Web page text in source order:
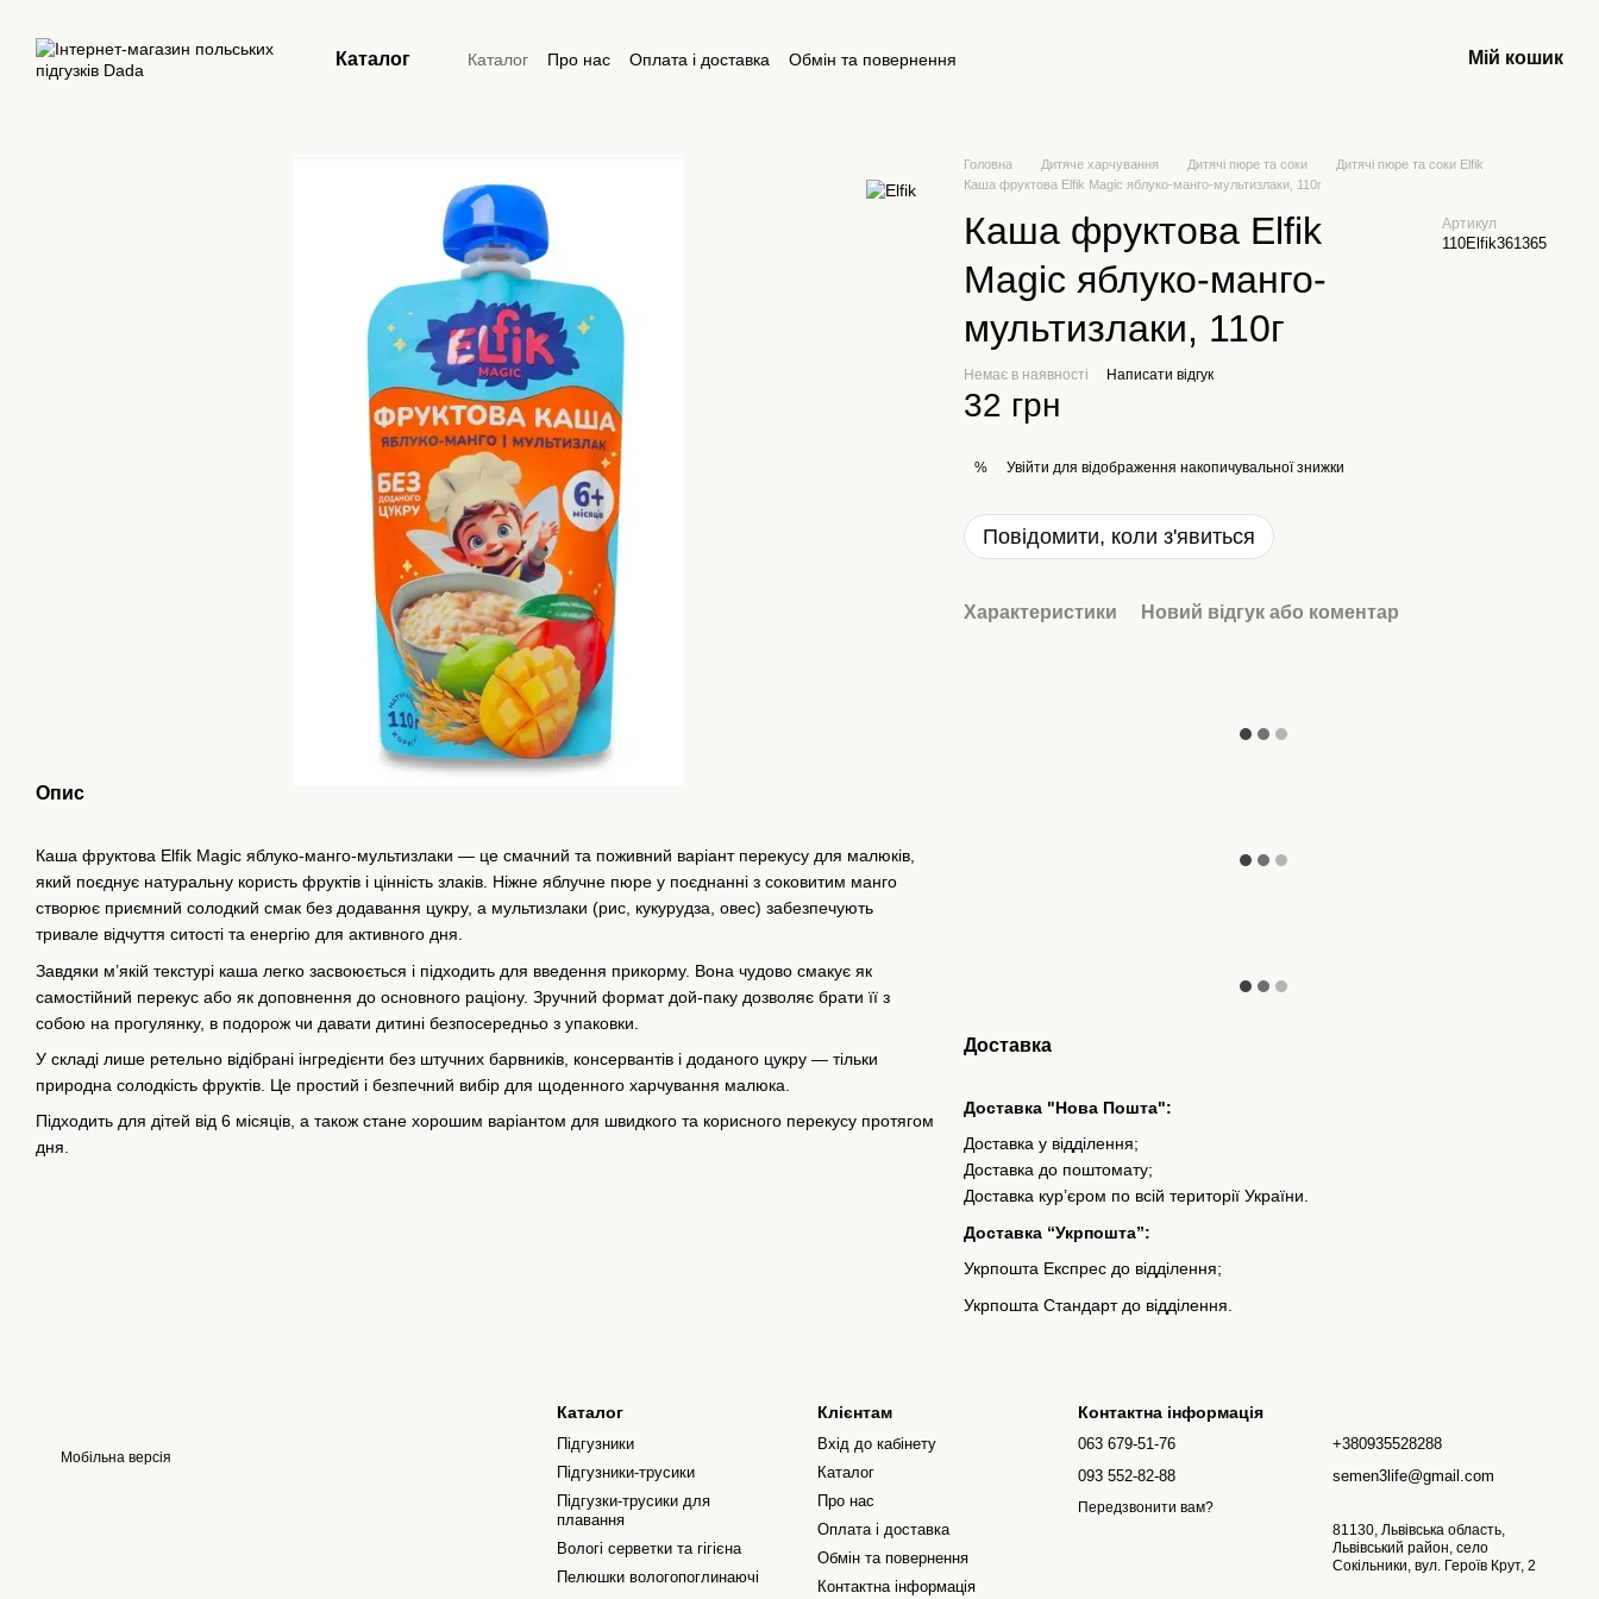
Каталог Каталог Про нас Оплата і доставка
Обмін та повернення
Мій кошик
Опис
Каша фруктова Elfik Magic яблуко-манго-мультизлаки — це смачний та поживний варіант перекусу для малюків,
який поєднує натуральну користь фруктів і цінність злаків. Ніжне яблучне пюре у поєднанні з соковитим манго
створює приємний солодкий смак без додавання цукру, а мультизлаки (рис, кукурудза, овес) забезпечують
тривале відчуття ситості та енергію для активного дня.
Завдяки м’якій текстурі каша легко засвоюється і підходить для введення прикорму. Вона чудово смакує як
самостійний перекус або як доповнення до основного раціону. Зручний формат дой-паку дозволяє брати її з
собою на прогулянку, в подорож чи давати дитині безпосередньо з упаковки.
У складі лише ретельно відібрані інгредієнти без штучних барвників, консервантів і доданого цукру — тільки
природна солодкість фруктів. Це простий і безпечний вибір для щоденного харчування малюка.
Підходить для дітей від 6 місяців, а також стане хорошим варіантом для швидкого та корисного перекусу протягом
дня.
Головна Дитяче харчування Дитячі пюре та соки
Дитячі пюре та соки Elfik
Каша фруктова Elfik Magic яблуко-манго-мультизлаки, 110г
Каша фруктова Elfik
Magic яблуко-манго-
мультизлаки, 110г
Артикул
110Elfik361365
Немає в наявності Написати відгук
32 грн
% Увійти для відображення накопичувальної знижки
Повідомити, коли з'явиться
Характеристики Новий відгук або коментар
Доставка
Доставка "Нова Пошта":
Доставка у відділення;
Доставка до поштомату;
Доставка кур’єром по всій території України.
Доставка “Укрпошта”:
Укрпошта Експрес до відділення;
Укрпошта Стандарт до відділення.
Мобільна версія
Каталог
Підгузники
Підгузники-трусики
Підгузки-трусики для
плавання
Вологі серветки та гігієна
Пелюшки вологопоглинаючі
Клієнтам
Вхід до кабінету
Каталог
Про нас
Оплата і доставка
Обмін та повернення
Контактна інформація
Контактна інформація
063 679-51-76
093 552-82-88
Передзвонити вам?
+380935528288
semen3life@gmail.com
81130, Львівська область,
Львівський район, село
Сокільники, вул. Героїв Крут, 2